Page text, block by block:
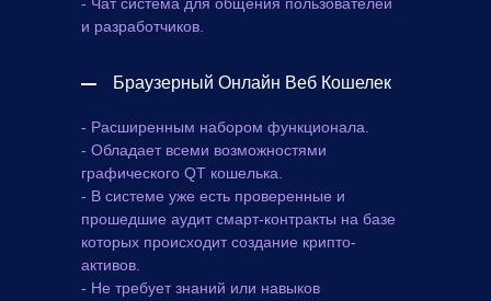
Браузерный Онлайн Веб Кошелек
и разработчиков.
- Расширенным набором функционала.
- Обладает всеми возможностями
графического QT кошелька.
- В системе уже есть проверенные и
прошедшие аудит смарт-контракты на базе
которых происходит создание крипто-
активов.
- Не требует знаний или навыков